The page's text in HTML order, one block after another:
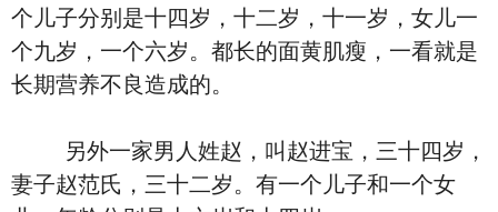
个儿子分别是十四岁，十二岁，十一岁，女儿一
个九岁，一个六岁。都长的面黄肌瘦，一看就是
长期营养不良造成的。
另外一家男人姓赵，叫赵进宝，三十四岁，
妻子赵范氏，三十二岁。有一个儿子和一个女